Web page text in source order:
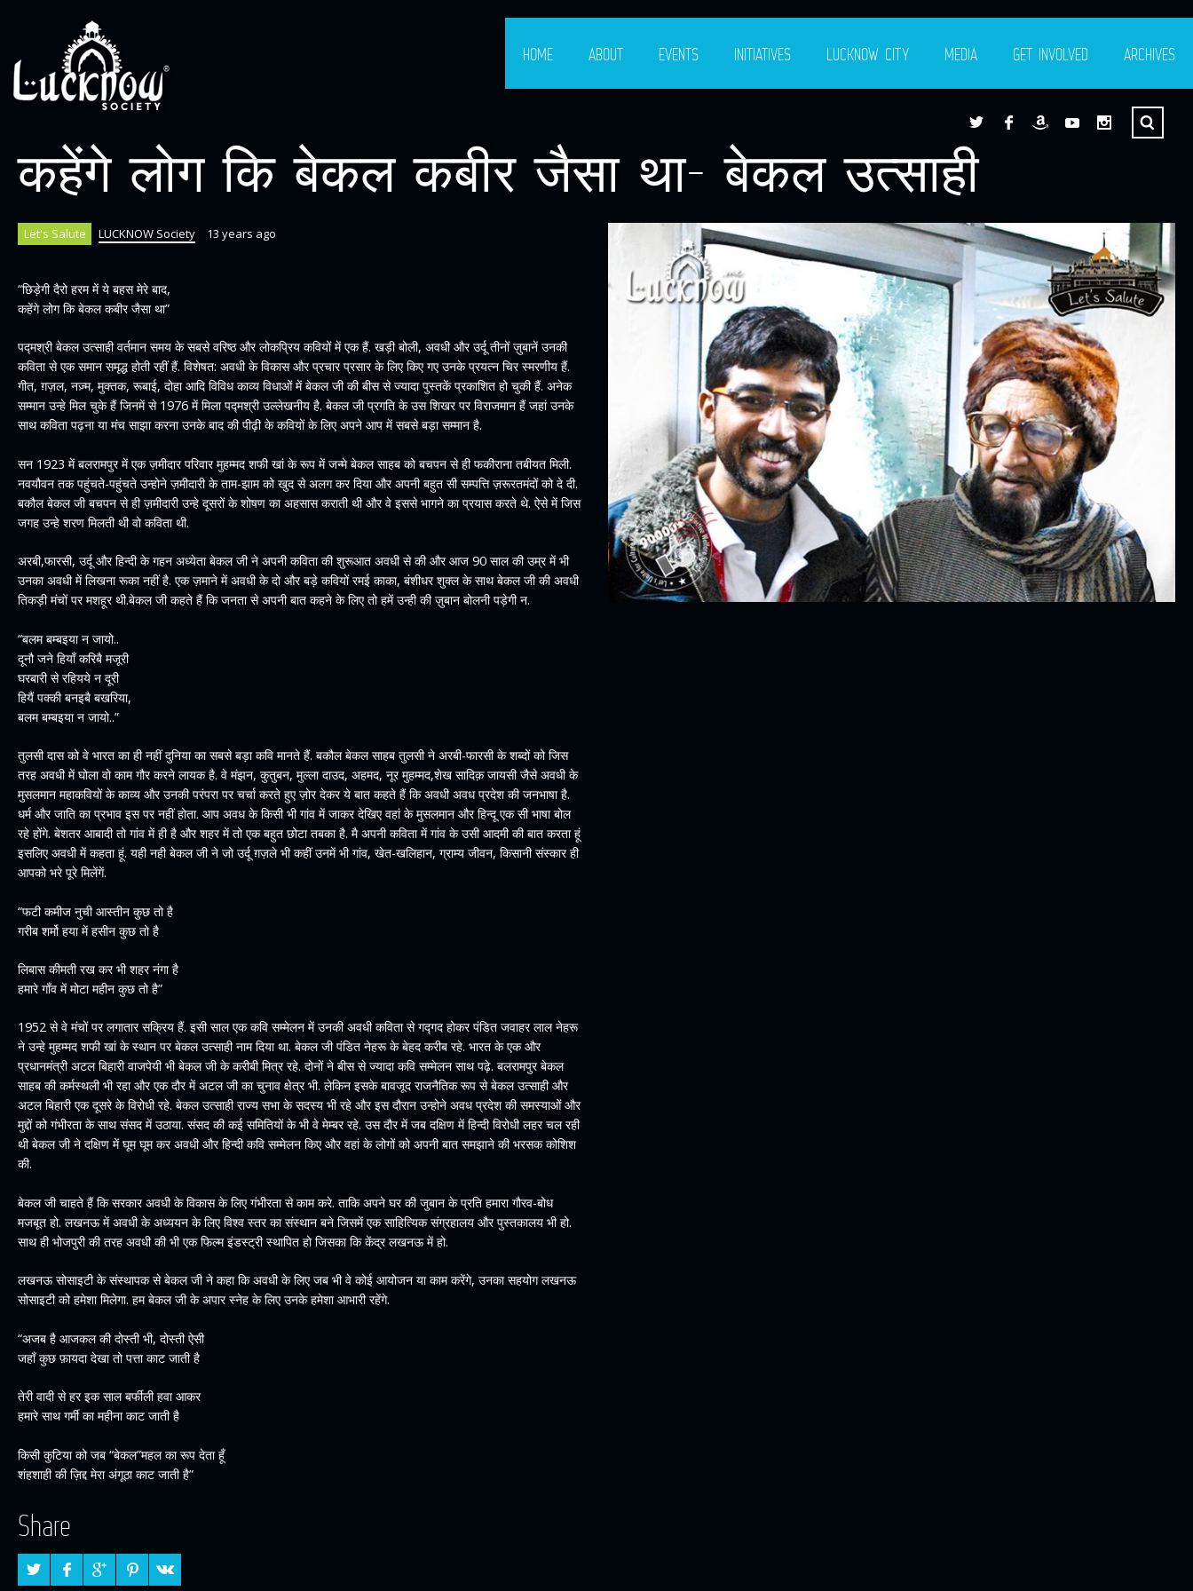
HOME ABOUT EVENTS INITIATIVES LUCKNOW CITY MEDIA GET INVOLVED ARCHIVES
कहेंगे लोग कि बेकल कबीर जैसा था- बेकल उत्साही
Let's Salute LUCKNOW Society 13 years ago
“छिड़ेगी दैरो हरम में ये बहस मेरे बाद,
कहेंगे लोग कि बेकल कबीर जैसा था”
पद्मश्री बेकल उत्साही वर्तमान समय के सबसे वरिष्ठ और लोकप्रिय कवियों में एक हैं. खड़ी बोली, अवधी और उर्दू तीनों ज़ुबानें उनकी
कविता से एक समान समृद्ध होती रहीं हैं. विशेषत: अवधी के विकास और प्रचार प्रसार के लिए किए गए उनके प्रयत्न चिर स्मरणीय हैं.
गीत, ग़ज़ल, नज़्म, मुक्तक, रूबाई, दोहा आदि विविध काव्य विधाओं में बेकल जी की बीस से ज्यादा पुस्तकें प्रकाशित हो चुकी हैं. अनेक
सम्मान उन्हे मिल चुके हैं जिनमें से 1976 में मिला पद्मश्री उल्लेखनीय है. बेकल जी प्रगति के उस शिखर पर विराजमान हैं जहां उनके
साथ कविता पढ़ना या मंच साझा करना उनके बाद की पीढ़ी के कवियों के लिए अपने आप में सबसे बड़ा सम्मान है.
सन 1923 में बलरामपुर में एक ज़मीदार परिवार मुहम्मद शफी खां के रूप में जन्मे बेकल साहब को बचपन से ही फकीराना तबीयत मिली.
नवयौवन तक पहुंचते-पहुंचते उन्होने ज़मीदारी के ताम-झाम को खुद से अलग कर दिया और अपनी बहुत सी सम्पत्ति ज़रूरतमंदों को दे दी.
बकौल बेकल जी बचपन से ही ज़मीदारी उन्हे दूसरों के शोषण का अहसास कराती थी और वे इससे भागने का प्रयास करते थे. ऐसे में जिस
जगह उन्हे शरण मिलती थी वो कविता थी.
अरबी,फारसी, उर्दू और हिन्दी के गहन अध्येता बेकल जी ने अपनी कविता की शुरूआत अवधी से की और आज 90 साल की उम्र में भी
उनका अवधी में लिखना रूका नहीं है. एक ज़माने में अवधी के दो और बड़े कवियों रमई काका, बंशीधर शुक्ल के साथ बेकल जी की अवधी
तिकड़ी मंचों पर मशहूर थी.बेकल जी कहते हैं कि जनता से अपनी बात कहने के लिए तो हमें उन्ही की ज़ुबान बोलनी पड़ेगी न.
“बलम बम्बइया न जायो..
दूनौ जने हियाँ करिबै मजूरी
घरबारी से रहियये न दूरी
हियैं पक्की बनइबै बखरिया,
बलम बम्बइया न जायो..”
तुलसी दास को वे भारत का ही नहीं दुनिया का सबसे बड़ा कवि मानते हैं. बकौल बेकल साहब तुलसी ने अरबी-फारसी के शब्दों को जिस
तरह अवधी में घोला वो काम गौर करने लायक है. वे मंझन, कुतुबन, मुल्ला दाउद, अहमद, नूर मुहम्मद,शेख सादिक़ जायसी जैसे अवधी के
मुसलमान महाकवियों के काव्य और उनकी परंपरा पर चर्चा करते हुए ज़ोर देकर ये बात कहते हैं कि अवधी अवध प्रदेश की जनभाषा है.
धर्म और जाति का प्रभाव इस पर नहीं होता. आप अवध के किसी भी गांव में जाकर देखिए वहां के मुसलमान और हिन्दू एक सी भाषा बोल
रहे होंगे. बेशतर आबादी तो गांव में ही है और शहर में तो एक बहुत छोटा तबका है. मै अपनी कविता में गांव के उसी आदमी की बात करता हूं
इसलिए अवधी में कहता हूं. यही नही बेकल जी ने जो उर्दू ग़ज़ले भी कहीं उनमें भी गांव, खेत-खलिहान, ग्राम्य जीवन, किसानी संस्कार ही
आपको भरे पूरे मिलेंगें.
“फटी कमीज नुची आस्तीन कुछ तो है
गरीब शर्मो हया में हसीन कुछ तो है
लिबास कीमती रख कर भी शहर नंगा है
हमारे गाँव में मोटा महीन कुछ तो है”
1952 से वे मंचों पर लगातार सक्रिय हैं. इसी साल एक कवि सम्मेलन में उनकी अवधी कविता से गद्गद होकर पंडित जवाहर लाल नेहरू
ने उन्हे मुहम्मद शफी खां के स्थान पर बेकल उत्साही नाम दिया था. बेकल जी पंडित नेहरू के बेहद करीब रहे. भारत के एक और
प्रधानमंत्री अटल बिहारी वाजपेयी भी बेकल जी के करीबी मित्र रहे. दोनों ने बीस से ज्यादा कवि सम्मेलन साथ पढ़े. बलरामपुर बेकल
साहब की कर्मस्थली भी रहा और एक दौर में अटल जी का चुनाव क्षेत्र भी. लेकिन इसके बावजूद राजनैतिक रूप से बेकल उत्साही और
अटल बिहारी एक दूसरे के विरोधी रहे. बेकल उत्साही राज्य सभा के सदस्य भी रहे और इस दौरान उन्होने अवध प्रदेश की समस्याओं और
मुद्दों को गंभीरता के साथ संसद में उठाया. संसद की कई समितियों के भी वे मेम्बर रहे. उस दौर में जब दक्षिण में हिन्दी विरोधी लहर चल रही
थी बेकल जी ने दक्षिण में घूम घूम कर अवधी और हिन्दी कवि सम्मेलन किए और वहां के लोगों को अपनी बात समझाने की भरसक कोशिश
की.
बेकल जी चाहते हैं कि सरकार अवधी के विकास के लिए गंभीरता से काम करे. ताकि अपने घर की जुबान के प्रति हमारा गौरव-बोध
मजबूत हो. लखनऊ में अवधी के अध्ययन के लिए विश्व स्तर का संस्थान बने जिसमें एक साहित्यिक संग्रहालय और पुस्तकालय भी हो.
साथ ही भोजपुरी की तरह अवधी की भी एक फिल्म इंडस्ट्री स्थापित हो जिसका कि केंद्र लखनऊ में हो.
लखनऊ सोसाइटी के संस्थापक से बेकल जी ने कहा कि अवधी के लिए जब भी वे कोई आयोजन या काम करेंगे, उनका सहयोग लखनऊ
सोसाइटी को हमेशा मिलेगा. हम बेकल जी के अपार स्नेह के लिए उनके हमेशा आभारी रहेंगे.
“अजब है आजकल की दोस्ती भी, दोस्ती ऐसी
जहाँ कुछ फ़ायदा देखा तो पत्ता काट जाती है
तेरी वादी से हर इक साल बर्फीली हवा आकर
हमारे साथ गर्मी का महीना काट जाती है
किसी कुटिया को जब “बेकल”महल का रूप देता हूँ
शंहशाही की ज़िद्द मेरा अंगूठा काट जाती है”
Share